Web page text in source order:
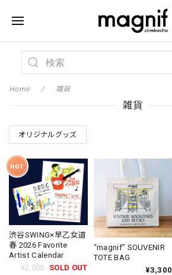
Home 雑貨
雑貨
オリジナルグッズ
渋谷SWING×早乙女道
春 2026 Favorite
Artist Calendar
¥2,500
SOLD OUT
“magnif” SOUVENIR
TOTE BAG
¥3,300